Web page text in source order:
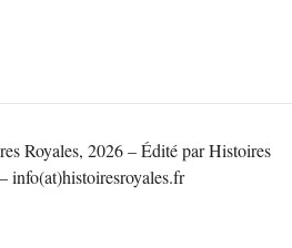
Royales, 2026 – Édité par Histoires
info(at)histoiresroyales.fr